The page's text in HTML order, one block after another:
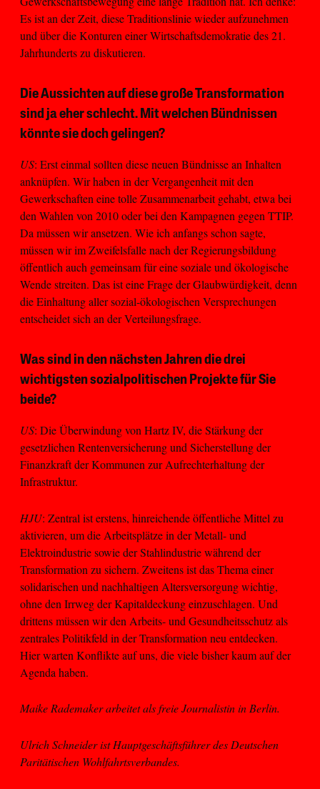
Es ist an der Zeit, diese Traditionslinie wieder aufzunehmen
und über die Konturen einer Wirtschaftsdemokratie des 21.
Jahrhunderts zu diskutieren.
Die Aussichten auf diese große Transformation
sind ja eher schlecht. Mit welchen Bündnissen
könnte sie doch gelingen?
US: Erst einmal sollten diese neuen Bündnisse an Inhalten
anknüpfen. Wir haben in der Vergangenheit mit den
Gewerkschaften eine tolle Zusammenarbeit gehabt, etwa bei
den Wahlen von 2010 oder bei den Kampagnen gegen TTIP.
Da müssen wir ansetzen. Wie ich anfangs schon sagte,
müssen wir im Zweifelsfalle nach der Regierungsbildung
öffentlich auch gemeinsam für eine soziale und ökologische
Wende streiten. Das ist eine Frage der Glaubwürdigkeit, denn
die Einhaltung aller sozial-ökologischen Versprechungen
entscheidet sich an der Verteilungsfrage.
Was sind in den nächsten Jahren die drei
wichtigsten sozialpolitischen Projekte für Sie
beide?
US: Die Überwindung von Hartz IV, die Stärkung der
gesetzlichen Rentenversicherung und Sicherstellung der
Finanzkraft der Kommunen zur Aufrechterhaltung der
Infrastruktur.
HJU: Zentral ist erstens, hinreichende öffentliche Mittel zu
aktivieren, um die Arbeitsplätze in der Metall- und
Elektroindustrie sowie der Stahlindustrie während der
Transformation zu sichern. Zweitens ist das Thema einer
solidarischen und nachhaltigen Altersversorgung wichtig,
ohne den Irrweg der Kapitaldeckung einzuschlagen. Und
drittens müssen wir den Arbeits- und Gesundheitsschutz als
zentrales Politikfeld in der Transformation neu entdecken.
Hier warten Konflikte auf uns, die viele bisher kaum auf der
Agenda haben.
Maike Rademaker arbeitet als freie Journalistin in Berlin.
Ulrich Schneider ist Hauptgeschäftsführer des Deutschen
Paritätischen Wohlfahrtsverbandes.